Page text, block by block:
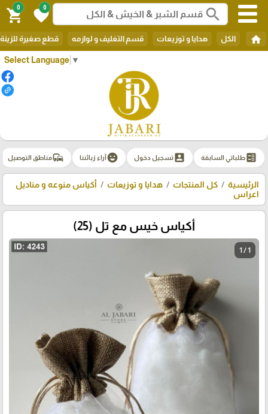
Select Language ▼
search
0
favorite
0
shopping_cart
home الكل هدايا و توزيعات قسم التغليف و لوازمه قطع صغيرة للزينة
ballotطلباتي السابقة account_boxتسجيل دخول emoji_emotionsآراء زبائننا commuteمناطق التوصيل
الرئيسية كل المنتجات هدايا و توزيعات
أكياس منوعه و مناديل
اعراس
أكياس خيس مع تل (25)
1 / 1